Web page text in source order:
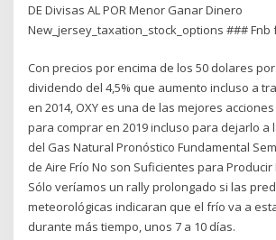
DE Divisas AL POR Menor Ganar Dinero
New_jersey_taxation_stock_options ### Fnb
Con precios por encima de los 50 dolares
dividendo del 4,5% que aumento incluso a
en 2014, OXY es una de las mejores
para comprar en 2019 incluso para dejarlo a
del Gas Natural Pronóstico Fundamental
de Aire Frío No son Suficientes para
Sólo veríamos un rally prolongado si las
meteorológicas indicaran que el frío va a
durante más tiempo, unos 7 a 10 días.